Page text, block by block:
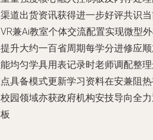
道出货资讯获得进一步好评共识
兼Ai教室个体交流配置实现微型
升大约一百省周期每学分进修应
均匀学具用表记录时老师调配整
具备模式更新学习资料在安兼阻
园领域亦获政府机构安技导向全